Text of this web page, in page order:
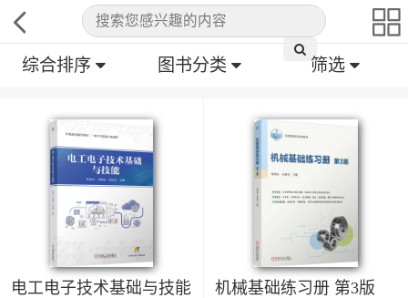
综合排序 图书分类 筛选
电工电子技术基础与技能 机械基础练习册 第3版